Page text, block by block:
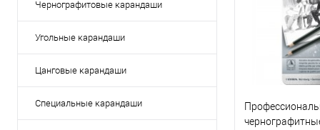
Чернографитовые карандаши
Угольные карандаши
Цанговые карандаши
Специальные карандаши